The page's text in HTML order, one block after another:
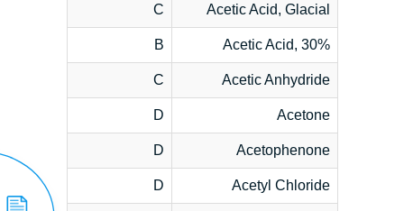
Acetic Acid, Glacial
C
Acetic Acid, 30%
B
Acetic Anhydride
C
Acetone
D
Acetophenone
D
Acetyl Chloride
D